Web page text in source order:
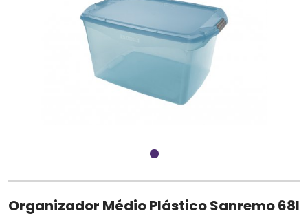
Organizador Médio Plástico Sanremo 68l